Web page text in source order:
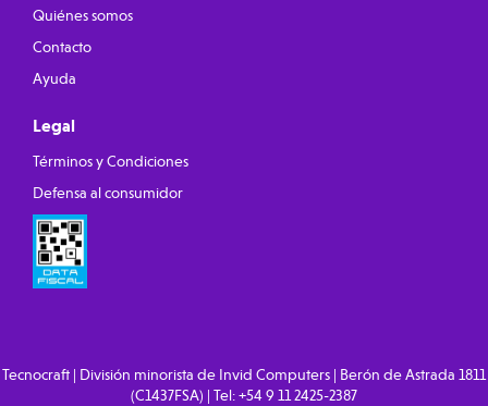
Quiénes somos
Contacto
Ayuda
Legal
Términos y Condiciones
Defensa al consumidor
Tecnocraft | División minorista de Invid Computers | Berón de Astrada 1811
(C1437FSA) | Tel:+54 9 11 2425-2387